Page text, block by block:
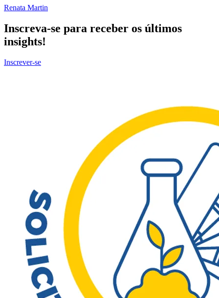
Renata Martin
Inscreva-se para receber os últimos
insights!
Inscrever-se